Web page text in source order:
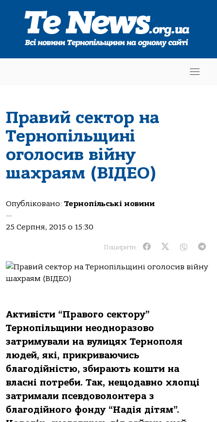
Правий сектор на
Тернопільщині
оголосив війну
шахраям (ВІДЕО)
Опубліковано: Тернопільські новини
—
25 Серпня, 2015 о 15:30
Поширити:
Активісти “Правого сектору”
Тернопільщини неодноразово
затримували на вулицях Тернополя
людей, які, прикриваючись
благодійністю, збирають кошти на
власні потреби. Так, нещодавно хлопці
затримали псевдоволонтера з
благодійного фонду “Надія дітям”.